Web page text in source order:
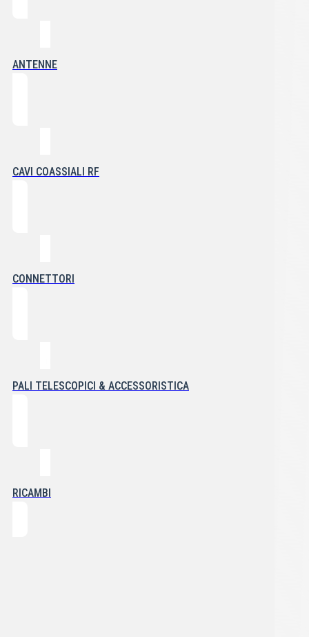
ANTENNE
CAVI COASSIALI RF
CONNETTORI
PALI TELESCOPICI & ACCESSORISTICA
RICAMBI